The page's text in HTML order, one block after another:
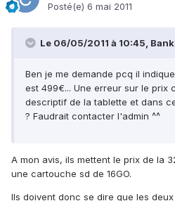
Posté(e) 6 mai 2011
Le 06/05/2011 à 10:45,
Ben je me demande pcq il
est 499€... Une erreur sur le prix
descriptif de la tablette et dans
? Faudrait contacter l'admin ^^
A mon avis, ils mettent le prix de la
une cartouche sd de 16GO.
Ils doivent donc se dire que les